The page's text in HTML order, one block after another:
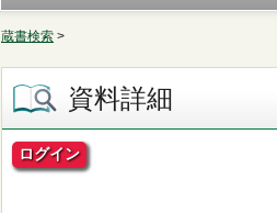
蔵書検索 >
資料詳細
ログイン